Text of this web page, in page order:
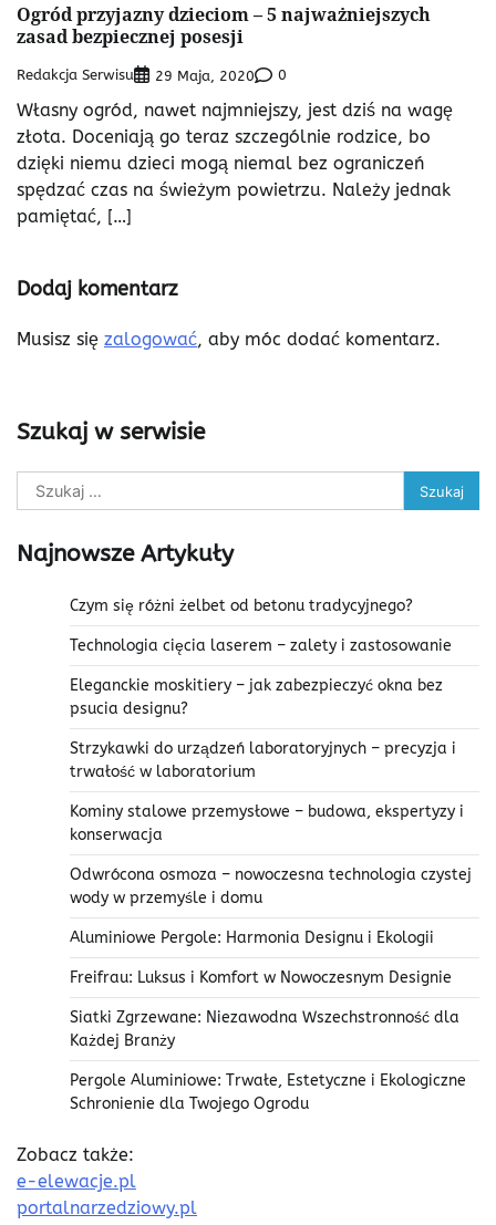
Ogród przyjazny dzieciom – 5 najważniejszych
zasad bezpiecznej posesji
Redakcja Serwisu 29 Maja, 2020 0
Własny ogród, nawet najmniejszy, jest dziś na wagę
złota. Doceniają go teraz szczególnie rodzice, bo
dzięki niemu dzieci mogą niemal bez ograniczeń
spędzać czas na świeżym powietrzu. Należy jednak
pamiętać, […]
Dodaj komentarz
Musisz się zalogować, aby móc dodać komentarz.
Szukaj w serwisie
Szukaj:
Najnowsze Artykuły
Czym się różni żelbet od betonu tradycyjnego?
Technologia cięcia laserem – zalety i zastosowanie
Eleganckie moskitiery – jak zabezpieczyć okna bez
psucia designu?
Strzykawki do urządzeń laboratoryjnych – precyzja i
trwałość w laboratorium
Kominy stalowe przemysłowe – budowa, ekspertyzy i
konserwacja
Odwrócona osmoza – nowoczesna technologia czystej
wody w przemyśle i domu
Aluminiowe Pergole: Harmonia Designu i Ekologii
Freifrau: Luksus i Komfort w Nowoczesnym Designie
Siatki Zgrzewane: Niezawodna Wszechstronność dla
Każdej Branży
Pergole Aluminiowe: Trwałe, Estetyczne i Ekologiczne
Schronienie dla Twojego Ogrodu
Zobacz także:
e-elewacje.pl
portalnarzedziowy.pl